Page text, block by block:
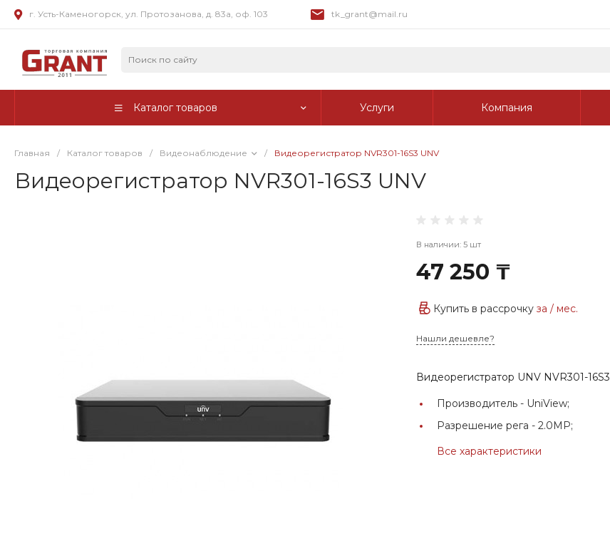
г. Усть-Каменогорск, ул. Протозанова, д. 83а, оф. 103 tk_grant@mail.ru
Каталог товаров Услуги Компания
Главная / Каталог товаров / Видеонаблюдение / Видеорегистратор NVR301-16S3 UNV
Видеорегистратор NVR301-16S3 UNV
В наличии: 5 шт
47 250 ₸
Купить в рассрочкуза/ мес.
Нашли дешевле?
Видеорегистратор UNV NVR301-16S3
Производитель - UniView;
Разрешение рега -2.0MP;
Все характеристики